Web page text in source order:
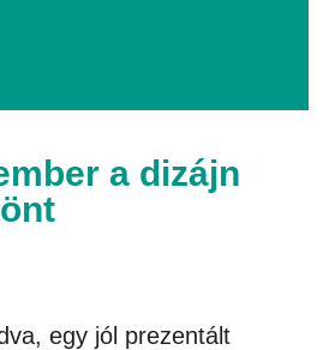
a dizájn
egy jól prezentált